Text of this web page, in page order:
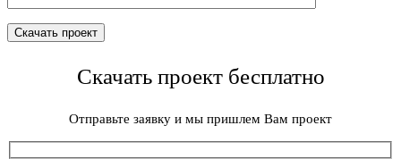
Скачать проект бесплатно
Отправьте заявку и мы пришлем Вам проект